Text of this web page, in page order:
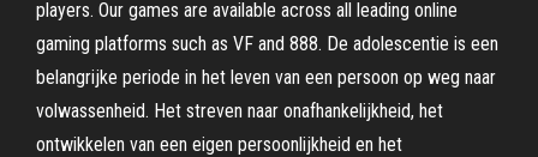
players. Our games are available across all leading online
gaming platforms such as VF and 888. De adolescentie is een
belangrijke periode in het leven van een persoon op weg naar
volwassenheid. Het streven naar onafhankelijkheid, het
ontwikkelen van een eigen persoonlijkheid en het